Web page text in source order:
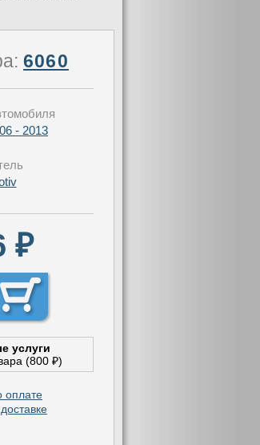
6060
- 2013
₽
услуги
(800 ₽)
оплате